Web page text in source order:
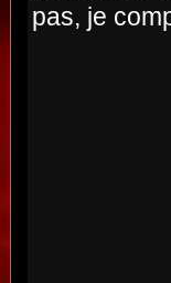
pas, je